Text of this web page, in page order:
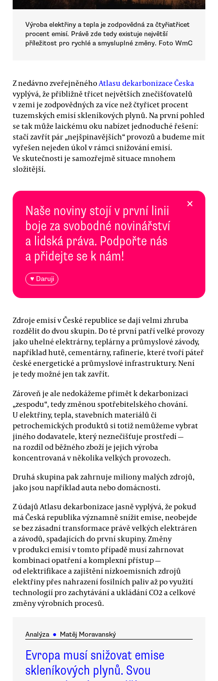
Výroba elektřiny a tepla je zodpovědná za čtyřiatřicet
procent emisí. Právě zde tedy existuje největší
příležitost pro rychlé a smysluplné změny. Foto WmC
Z nedávno zveřejněnéhoAtlasu dekarbonizace Česka
vyplývá, že přibližně třicet největších znečišťovatelů
v zemi je zodpovědných za více než čtyřicet procent
tuzemských emisí skleníkových plynů. Na první pohled
se tak může laickému oku nabízet jednoduché řešení:
stačí zavřít pár „nejšpinavějších“ provozů a budeme mít
vyřešen nejeden úkol v rámci snižování emisí.
Ve skutečnosti je samozřejmě situace mnohem
složitější.
Naše noviny stojí v první linii
boje za svobodné novinářství
a lidská práva. Podpořte nás
a přidejte se k nám!
♥ Daruji
×
Zdroje emisí v České republice se dají velmi zhruba
rozdělit do dvou skupin. Do té první patří velké provozy
jako uhelné elektrárny, teplárny a průmyslové závody,
například hutě, cementárny, rafinerie, které tvoří páteř
české energetické a průmyslové infrastruktury. Není
je tedy možné jen tak zavřít.
Zároveň je ale nedokážeme přimět k dekarbonizaci
„zespodu“, tedy změnou spotřebitelského chování.
U elektřiny, tepla, stavebních materiálů či
petrochemických produktů si totiž nemůžeme vybrat
jiného dodavatele, který neznečišťuje prostředí —
na rozdíl od běžného zboží je jejich výroba
koncentrovaná v několika velkých provozech.
Druhá skupina pak zahrnuje miliony malých zdrojů,
jako jsou například auta nebo domácnosti.
Z údajů Atlasu dekarbonizace jasně vyplývá, že pokud
má Česká republika významně snížit emise, neobejde
se bez zásadní transformace právě velkých elektráren
a závodů, spadajících do první skupiny. Změny
v produkci emisí v tomto případě musí zahrnovat
kombinaci opatření a komplexní přístup —
od elektrifikace a zajištění nízkoemisních zdrojů
elektřiny přes nahrazení fosilních paliv až po využití
technologií pro zachytávání a ukládání CO2 a celkové
změny výrobních procesů.
Analýza ● Matěj Moravanský
Evropa musí snižovat emise
skleníkových plynů. Svou